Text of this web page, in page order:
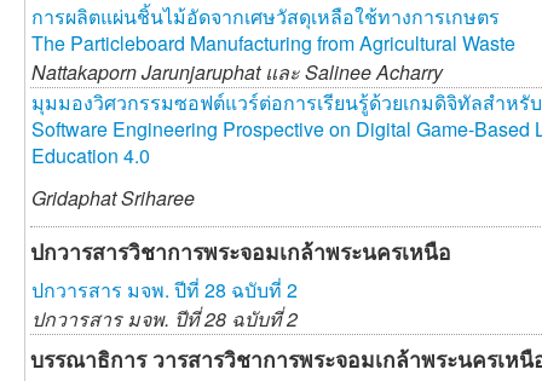
การผลิตแผ่นชิ้นไม้อัดจากเศษวัสดุเหลือใช้ทางการเกษตร
The Particleboard Manufacturing from Agricultural Waste
Nattakaporn Jarunjaruphat และSalinee Acharry
มุมมองวิศวกรรมซอฟต์แวร์ต่อการเรียนรู้ด้วยเกมดิจิทัลสำหรั
Software Engineering Prospective on Digital Game-Based
Education 4.0
Gridaphat Sriharee
ปกวารสารวิชาการพระจอมเกล้าพระนครเหนือ
ปกวารสาร มจพ. ปีที่ 28 ฉบับที่ 2
ปกวารสาร มจพ. ปีที่ 28 ฉบับที่ 2
บรรณาธิการ วารสารวิชาการพระจอมเกล้าพระนครเหนื